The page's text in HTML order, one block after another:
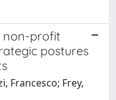
non-profit
postures
Francesco; Frey,